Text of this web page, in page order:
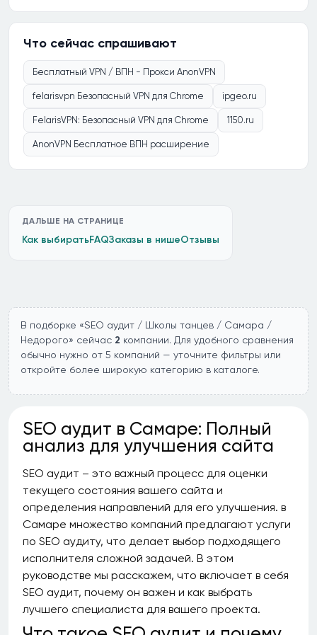
Что сейчас спрашивают
Бесплатный VPN / ВПН - Прокси AnonVPN
felarisvpn Безопасный VPN для Chrome ipgeo.ru
FelarisVPN: Безопасный VPN для Chrome 1150.ru
AnonVPN Бесплатное ВПН расширение
ДАЛЬШЕ НА СТРАНИЦЕ
Как выбиратьFAQЗаказы в нишеОтзывы
В подборке «SEO аудит / Школы танцев / Самара /
Недорого» сейчас 2 компании. Для удобного сравнения
обычно нужно от 5 компаний — уточните фильтры или
откройте более широкую категорию в каталоге.
SEO аудит в Самаре: Полный
анализ для улучшения сайта
SEO аудит – это важный процесс для оценки
текущего состояния вашего сайта и
определения направлений для его улучшения. в
Самаре множество компаний предлагают услуги
по SEO аудиту, что делает выбор подходящего
исполнителя сложной задачей. В этом
руководстве мы расскажем, что включает в себя
SEO аудит, почему он важен и как выбрать
лучшего специалиста для вашего проекта.